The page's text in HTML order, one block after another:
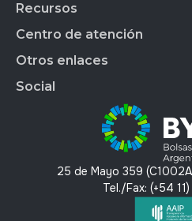
Soluciones Tecnológicas
OMS
Anima
BYMA DIGITAL
Hechos Relevantes
Calendario Anual de RI
Nuestra gente
Trabajá en BYMA
APLICAR
BYMA VENTURES
Reportes
Gestión Interna
Índice de Sustentabilidad
Panel de Bonos SVS
Panel de Bonos VS
Mercado Voluntario de Carbono
Recursos
BYMA Newsroom
Kit de Prensa BYMA
Centro de atención
Contacto
Preguntas Frecuentes
Otros enlaces
T´érminos y condiciones
Política de privacidad y
Social
Youtube25 de Mayo 359
Tel./Fax: (+54